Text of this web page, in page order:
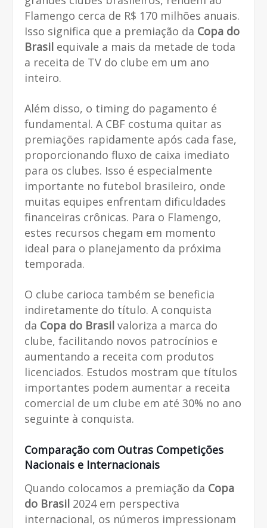
Flamengo cerca de R$ 170 milhões anuais.
Isso significa que a premiação da Copa do
Brasil equivale a mais da metade de toda
a receita de TV do clube em um ano
inteiro.
Além disso, o timing do pagamento é
fundamental. A CBF costuma quitar as
premiações rapidamente após cada fase,
proporcionando fluxo de caixa imediato
para os clubes. Isso é especialmente
importante no futebol brasileiro, onde
muitas equipes enfrentam dificuldades
financeiras crônicas. Para o Flamengo,
estes recursos chegam em momento
ideal para o planejamento da próxima
temporada.
O clube carioca também se beneficia
indiretamente do título. A conquista
da Copa do Brasil valoriza a marca do
clube, facilitando novos patrocínios e
aumentando a receita com produtos
licenciados. Estudos mostram que títulos
importantes podem aumentar a receita
comercial de um clube em até 30% no ano
seguinte à conquista.
Comparação com Outras Competições
Nacionais e Internacionais
Quando colocamos a premiação da Copa
do Brasil 2024 em perspectiva
internacional, os números impressionam